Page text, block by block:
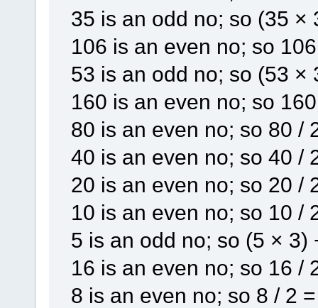
35 is an odd no; so (35 ×
106 is an even no; so
53 is an odd no; so (53 ×
160 is an even no; so
80 is an even no; so 80 /
40 is an even no; so 40 /
20 is an even no; so 20 /
10 is an even no; so 10 /
5 is an odd no; so (5 × 3)
16 is an even no; so 16 /
8 is an even no; so 8 / 2